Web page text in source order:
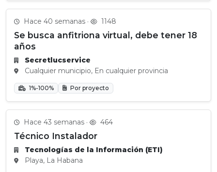
Hace 40 semanas · 1148
Se busca anfitriona virtual, debe tener 18
años
Secretlucservice
Cualquier municipio, En cualquier provincia
1%-100% Por proyecto
Hace 43 semanas · 464
Técnico Instalador
Tecnologías de la Información (ETI)
Playa, La Habana